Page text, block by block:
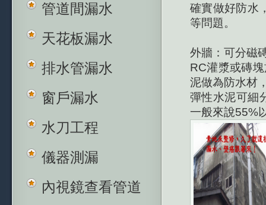
管道間漏水
天花板漏水
排水管漏水
窗戶漏水
水刀工程
儀器測漏
內視鏡查看管道
確實做好防水
等問題。
外牆：可分磁
RC灌漿或磚
泥做為防水材
彈性水泥可細
一般來說55%